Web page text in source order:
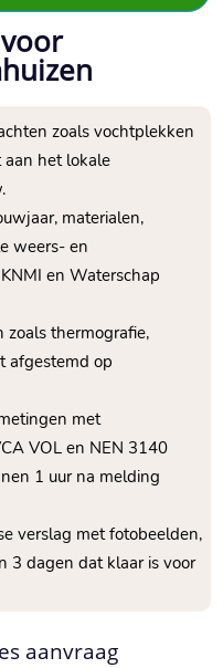
zoals vochtplekken
het lokale
materialen,
weers- en
en Waterschap
zoals thermografie,
afgestemd op
met
VOL en NEN 3140
1 uur na melding
verslag met fotobeelden,
3 dagen dat klaar is voor
aanvraag